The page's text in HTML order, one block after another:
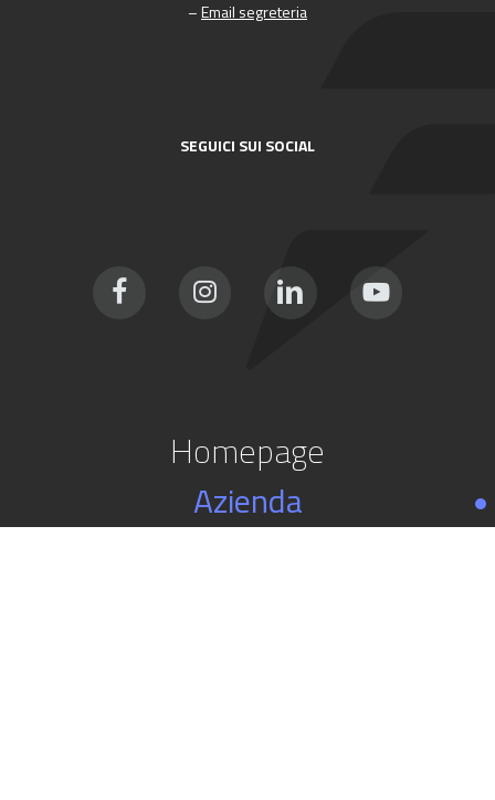
–Email segreteria
SEGUICI SUI SOCIAL
Homepage
Azienda